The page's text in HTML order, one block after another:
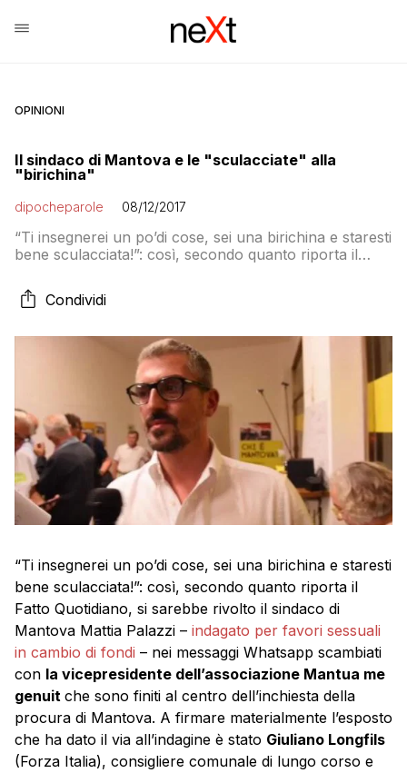
OPINIONI
Il sindaco di Mantova e le "sculacciate" alla
"birichina"
dipocheparole 08/12/2017
“Ti insegnerei un po’di cose, sei una birichina e staresti
bene sculacciata!”: così, secondo quanto riporta il
Mantova Mattia Palazzi – indagato per favori sessuali
in cambio di fondi – nei messaggi Whatsapp scambiati
genuit che sono finiti al centro dell’inchiesta della […]
Condividi
“Ti insegnerei un po’di cose, sei una birichina e staresti
bene sculacciata!”: così, secondo quanto riporta il
Fatto Quotidiano, si sarebbe rivolto il sindaco di
Mantova Mattia Palazzi – indagato per favori sessuali
in cambio di fondi – nei messaggi Whatsapp scambiati
con la vicepresidente dell’associazione Mantua me
genuit che sono finiti al centro dell’inchiesta della
procura di Mantova. A firmare materialmente l’esposto
che ha dato il via all’indagine è stato Giuliano Longfils
(Forza Italia), consigliere comunale di lungo corso e